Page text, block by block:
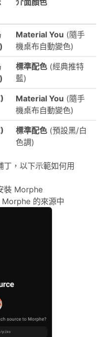
Material You (隨手
機桌布自動變色)
標準配色 (經典推特
藍)
Material You (隨手
機桌布自動變色)
標準配色 (預設黑/白
色調)
，以下示範如何用
裝 Morphe
的來源中